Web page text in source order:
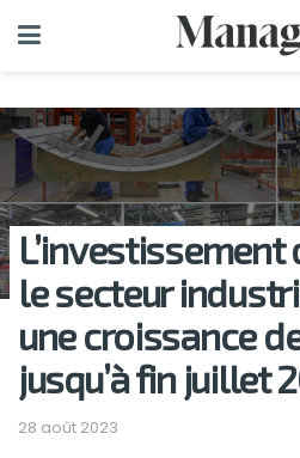
le secteur
une croissance
jusqu’à fin juillet
28 août 2023